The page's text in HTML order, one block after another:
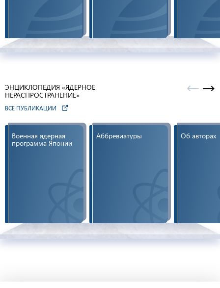
ЭНЦИКЛОПЕДИЯ «ЯДЕРНОЕ
НЕРАСПРОСТРАНЕНИЕ»
ВСЕ ПУБЛИКАЦИИ
Военная ядерная
программа Японии
Аббревиатуры Об авторах